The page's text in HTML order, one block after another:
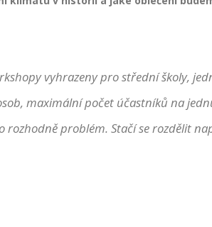
vyhrazeny pro střední školy,
maximální počet účastníků na
problém. Stačí se rozdělit